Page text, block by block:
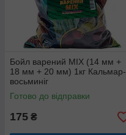
Бойл варений МІХ (14 мм +
18 мм + 20 мм) 1кг Кальмар-
восьминіг
Готово до відправки
175 ₴